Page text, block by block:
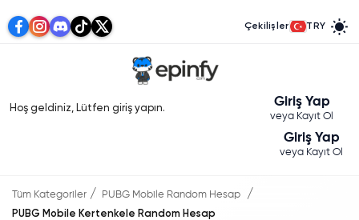
Çekilişler TRY
Hoş geldiniz, Lütfen giriş yapın. Giriş Yap
veya Kayıt Ol
Giriş Yap
veya Kayıt Ol
Tüm Kategoriler
PUBG Mobile Random Hesap
PUBG Mobile Kertenkele Random Hesap